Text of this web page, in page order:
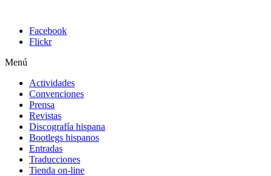
Facebook
Flickr
Menú
Actividades
Convenciones
Prensa
Revistas
Discografía hispana
Bootlegs hispanos
Entradas
Traducciones
Tienda on-line